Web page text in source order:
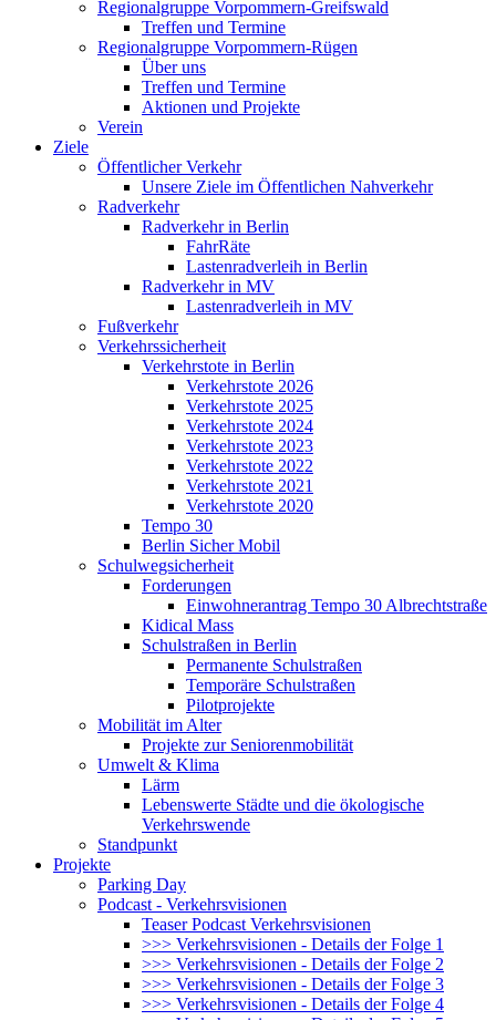
Regionalgruppe Vorpommern-Greifswald
Treffen und Termine
Regionalgruppe Vorpommern-Rügen
Über uns
Treffen und Termine
Aktionen und Projekte
Verein
Ziele
Öffentlicher Verkehr
Unsere Ziele im Öffentlichen Nahverkehr
Radverkehr
Radverkehr in Berlin
FahrRäte
Lastenradverleih in Berlin
Radverkehr in MV
Lastenradverleih in MV
Fußverkehr
Verkehrssicherheit
Verkehrstote in Berlin
Verkehrstote 2026
Verkehrstote 2025
Verkehrstote 2024
Verkehrstote 2023
Verkehrstote 2022
Verkehrstote 2021
Verkehrstote 2020
Tempo 30
Berlin Sicher Mobil
Schulwegsicherheit
Forderungen
Einwohnerantrag Tempo 30 Albrechtstraße
Kidical Mass
Schulstraßen in Berlin
Permanente Schulstraßen
Temporäre Schulstraßen
Pilotprojekte
Mobilität im Alter
Projekte zur Seniorenmobilität
Umwelt & Klima
Lärm
Lebenswerte Städte und die ökologische
Verkehrswende
Standpunkt
Projekte
Parking Day
Podcast - Verkehrsvisionen
Teaser Podcast Verkehrsvisionen
>>> Verkehrsvisionen - Details der Folge 1
>>> Verkehrsvisionen - Details der Folge 2
>>> Verkehrsvisionen - Details der Folge 3
>>> Verkehrsvisionen - Details der Folge 4